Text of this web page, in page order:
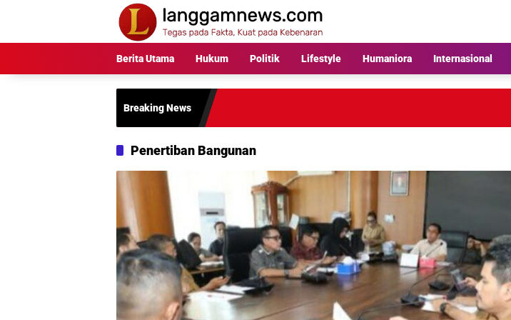
Berita Utama Hukum Politik Lifestyle Humaniora Internasional
Breaking News
Penertiban Bangunan